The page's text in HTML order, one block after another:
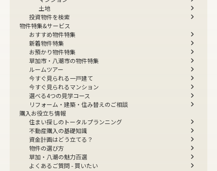
土地
投資物件を検索
物件特集&サービス
おすすめ物件特集
新着物件特集
お預かり物件特集
草加市・八潮市の物件特集
ルームツアー
今すぐ見られる一戸建て
今すぐ見られるマンション
選べる4つの見学コース
リフォーム・建築・住み替えのご相談
購入お役立ち情報
住まい探しのトータルプランニング
不動産購入の基礎知識
資金計画はどう立てる？
物件の選び方
草加・八潮の魅力百選
よくあるご質問 - 買いたい